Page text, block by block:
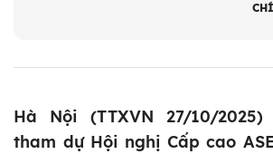
Hà Nội (TTXVN 27/10/2025)
tham dự Hội nghị Cấp cao